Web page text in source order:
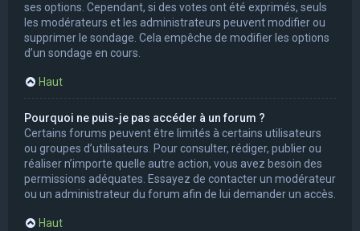
ses options. Cependant, si des votes ont été exprimés, seuls
les modérateurs et les administrateurs peuvent modifier ou
supprimer le sondage. Cela empêche de modifier les options
d’un sondage en cours.
Haut
Pourquoi ne puis-je pas accéder à un forum ?
Certains forums peuvent être limités à certains utilisateurs
ou groupes d’utilisateurs. Pour consulter, rédiger, publier ou
réaliser n’importe quelle autre action, vous avez besoin des
permissions adéquates. Essayez de contacter un modérateur
ou un administrateur du forum afin de lui demander un accès.
Haut